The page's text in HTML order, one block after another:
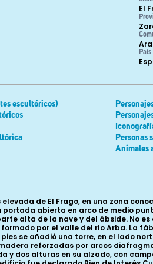
El
País
escultóricos)
Personas
Animales
reforzadas por arcos diafragma. Tanto las capillas laterales citadas como la sacristía se cubrieron con bóvedas de crucería estrellada. La torre tiene una planta cuadrada y dos alturas en su alzado, con campanario en el cuerpo superior, en el que abren tres vanos. La remata un chapitel de sección piramidal con crestería de tipo goticista. Este edificio fue declarado Bien de Interés Cultural, en la categoría de Monumento, por el Gobierno de Aragón, según el decreto 280/2001 de 6 de noviembre. La planta, románica, es de forma rectangular, ligeramente irregular. Presenta nave única dividida en cuatro tramos rematados por un ábside semicircular orientado al Este. Tiene una longitud que alcanza los 30 m y una anchura de 6,90 m en la nave. Dispone de dos accesos que se sitúan a los pies y en el segundo tramo del muro sur. Bajo la cabecera existe una cripta con las mismas dimensiones que ésta, gracias a la cual se niveló el terreno previamente a la construcción de la iglesia superior, optimizando de esta manera el espacio disponible. La planta de la cripta se desarrolla en dos tramos, uno rectangular y otro semicircular. Se accede a ella mediante unas escaleras por una puerta central. En el interior del templo parroquial domina la severidad arquitectónica, a lo que contribuye la escueta iluminación del conjunto a través tan sólo de tres ventanas: una centrada en el ábside, tras el retablo, otra a los pies, sobre el coro alto, ligeramente descentrada hacia el Sur, y la última en el primer tramo del lado sur. El hecho de que tanto la puerta como la ventana del hastial estén descentradas permite aventurar la preexistencia de la torre aneja, que sólo tiene como elemento a señalar una puerta sencilla de medio punto, cegada en su cara meridional. En el espacio de la cripta se abre otro vano, tan sólo observable desde el exterior, ya que al interior queda oculto por el retablo barroco del Santo Cristo. El conjunto está realizado con buena piedra sillar aunque tan sólo se aprecia en los muros exteriores, ya que el interior está completamente enlucido y pintado. En la cripta ocurre lo mismo, salvo por el